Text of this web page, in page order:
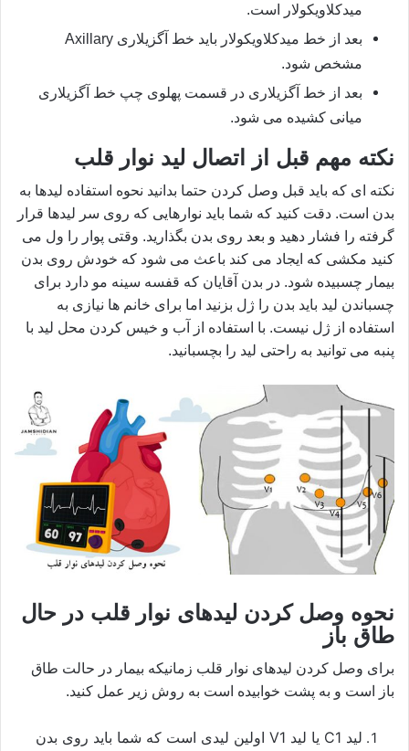
میدکلاویکولار است.
بعد از خط میدکلاویکولار باید خط آگزیلاری Axillary
مشخص شود.
بعد از خط آگزیلاری در قسمت پهلوی چپ خط آگزیلاری
میانی کشیده می شود.
نکته مهم قبل از اتصال لید نوار قلب
نکته ای که باید قبل وصل کردن حتما بدانید نحوه استفاده لیدها به
بدن است. دقت کنید که شما باید نوارهایی که روی سر لیدها قرار
گرفته را فشار دهید و بعد روی بدن بگذارید. وقتی پوار را ول می
کنید مکشی که ایجاد می کند باعث می شود که خودش روی بدن
بیمار چسبیده شود. در بدن آقایان که قفسه سینه مو دارد برای
چسباندن لید باید بدن را ژل بزنید اما برای خانم ها نیازی به
استفاده از ژل نیست. با استفاده از آب و خیس کردن محل لید با
پنبه می توانید به راحتی لید را بچسبانید.
نحوه وصل کردن لیدهای نوار قلب در حال
طاق باز
برای وصل کردن لیدهای نوار قلب زمانیکه بیمار در حالت طاق
باز است و به پشت خوابیده است به روش زیر عمل کنید.
لید C1 یا لید V1 اولین لیدی است که شما باید روی بدن